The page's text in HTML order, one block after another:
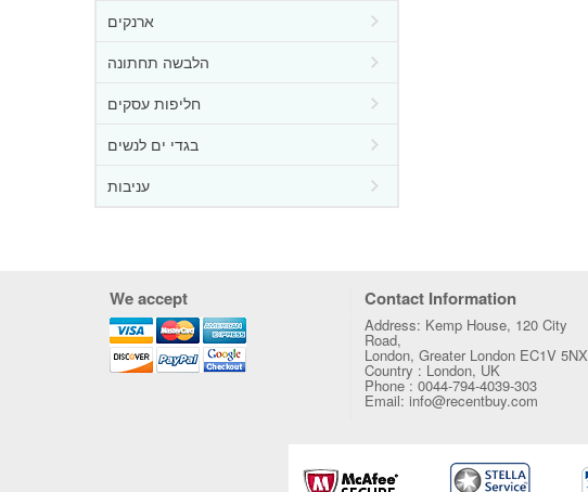
ארנקים
הלבשה תחתונה
חליפות עסקים
בגדי ים לנשים
עניבות
We accept Contact Information
Address: Kemp House, 120 City
Road,
London, Greater London EC1V 5NX
Country : London, UK
Phone : 0044-794-4039-303
Email: info@recentbuy.com